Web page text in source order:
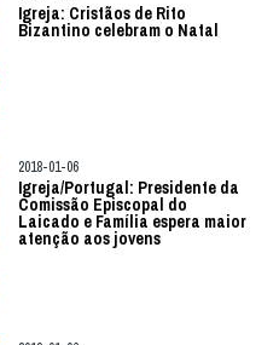
Igreja: Cristãos de Rito
Bizantino celebram o Natal
2018-01-06
Igreja/Portugal: Presidente da
Comissão Episcopal do
Laicado e Família espera maior
atenção aos jovens